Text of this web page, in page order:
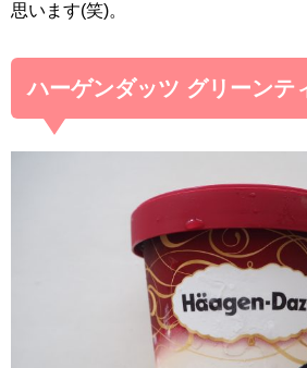
思います(笑)。
ハーゲンダッツ グリーン